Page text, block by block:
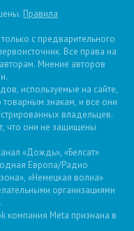
Правила
с предварительного
Все права на
Мнение авторов
используемые на сайте,
товарным знакам, и все они
владельцев.
что они не защищены
«Дождь», «Белсат»
Европа/Радио
«Немецкая волна»
организациями
компания Metа признана в